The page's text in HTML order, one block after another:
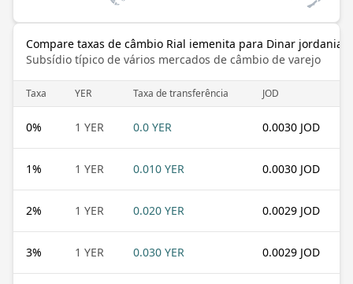
Compare taxas de câmbio Rial iemenita para Dinar
Subsídio típico de vários mercados de câmbio de varejo
Taxa YER Taxa de transferência JOD
0% 1 YER 0.0 YER 0.0030 JOD
1% 1 YER 0.010 YER 0.0030 JOD
2% 1 YER 0.020 YER 0.0029 JOD
3% 1 YER 0.030 YER 0.0029 JOD